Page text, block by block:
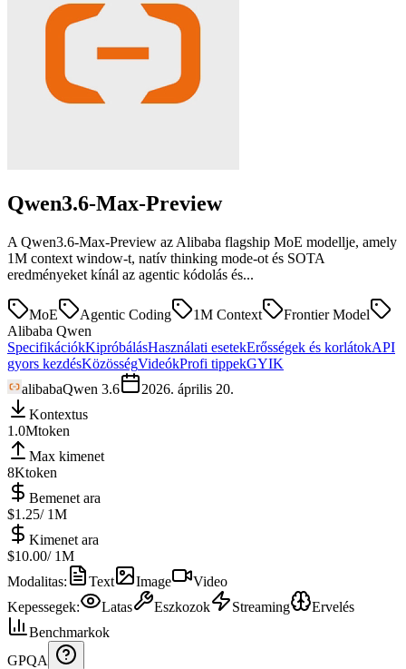
Qwen3.6-Max-Preview
A Qwen3.6-Max-Preview az Alibaba flagship MoE modellje, amely
1M context window-t, natív thinking mode-ot és SOTA
eredményeket kínál az agentic kódolás és...
MoE Agentic Coding 1M Context
Frontier Model
Alibaba Qwen
SpecifikációkKipróbálásHasználati esetekErősségek és korlátokAPI
gyors kezdésKözösségVideókProfi tippekGYIK
alibabaQwen 3.6
2026. április 20.
Kontextus
1.0Mtoken
Max kimenet
8Ktoken
Bemenet ara
$1.25/ 1M
Kimenet ara
$10.00/ 1M
Modalitas: Text Image
Video
Kepessegek: Latas Eszkozok Streaming
Ervelés
Benchmarkok
GPQA